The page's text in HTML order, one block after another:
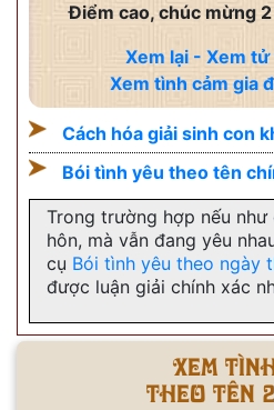
Điểm cao, chúc mừng
Xem lại - Xem
Xem tình cảm gia
Cách hóa giải sinh con
Bói tình yêu theo tên
Trong trường hợp nếu
hôn, mà vẫn đang yêu
cụ Bói tình yêu theo ngày
được luận giải chính xác
Xem
Theo tên